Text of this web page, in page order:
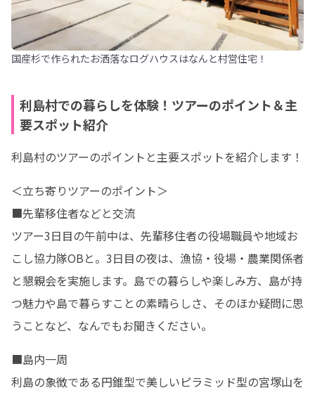
国産杉で作られたお洒落なログハウスはなんと村営住宅！
利島村での暮らしを体験！ツアーのポイント＆主
要スポット紹介
利島村のツアーのポイントと主要スポットを紹介します！
＜立ち寄りツアーのポイント＞
■先輩移住者などと交流
ツアー3日目の午前中は、先輩移住者の役場職員や地域お
こし協力隊OBと。3日目の夜は、漁協・役場・農業関係者
と懇親会を実施します。島での暮らしや楽しみ方、島が持
つ魅力や島で暮らすことの素晴らしさ、そのほか疑問に思
うことなど、なんでもお聞きください。
■島内一周
利島の象徴である円錐型で美しいピラミッド型の宮塚山を